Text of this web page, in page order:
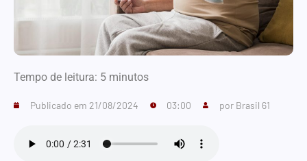
Tempo de leitura: 5 minutos
Publicado em 21/08/2024 03:00 por Brasil 61